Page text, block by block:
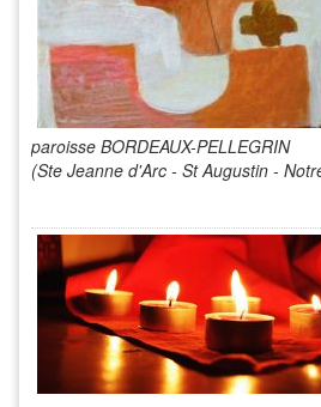
paroisse BORDEAUX-PELLEGRIN
(Ste Jeanne d'Arc - St Augustin -